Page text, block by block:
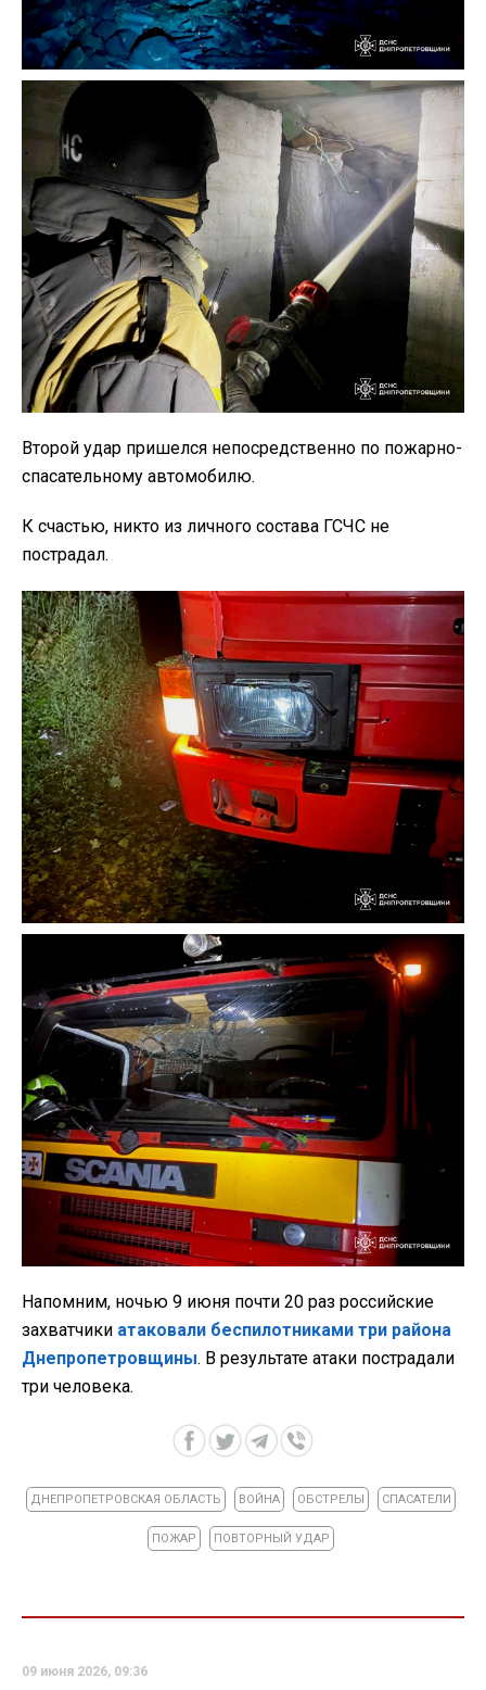
Второй удар пришелся непосредственно по пожарно-
спасательному автомобилю.
К счастью, никто из личного состава ГСЧС не
пострадал.
Напомним, ночью 9 июня почти 20 раз российские
захватчики атаковали беспилотниками три района
Днепропетровщины. В результате атаки пострадали
три человека.
ДНЕПРОПЕТРОВСКАЯ ОБЛАСТЬ ВОЙНА ОБСТРЕЛЫ СПАСАТЕЛИ
ПОЖАР ПОВТОРНЫЙ УДАР
09 июня 2026, 09:36